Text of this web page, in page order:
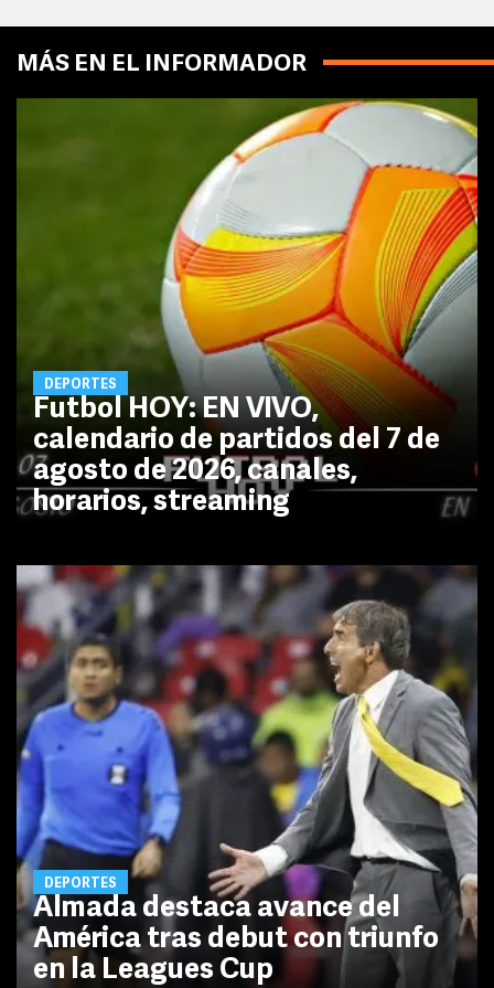
MÁS EN EL INFORMADOR
DEPORTES
Futbol HOY: EN VIVO,
calendario de partidos del 7 de
agosto de 2026, canales,
horarios, streaming
DEPORTES
Almada destaca avance del
América tras debut con triunfo
en la Leagues Cup